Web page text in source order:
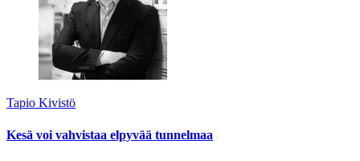
Tapio Kivistö
Kesä voi vahvistaa elpyvää tunnelmaa